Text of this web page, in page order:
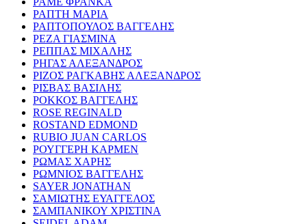
ΡΑΠΤΗ ΜΑΡΙΑ
ΡΑΠΤΟΠΟΥΛΟΣ ΒΑΓΓΕΛΗΣ
ΡΕΖΑ ΓΙΑΣΜΙΝΑ
ΡΕΠΠΑΣ ΜΙΧΑΛΗΣ
ΡΗΓΑΣ ΑΛΕΞΑΝΔΡΟΣ
ΡΙΖΟΣ ΡΑΓΚΑΒΗΣ ΑΛΕΞΑΝΔΡΟΣ
ΡΙΣΒΑΣ ΒΑΣΙΛΗΣ
ΡΟΚΚΟΣ ΒΑΓΓΕΛΗΣ
ROSE REGINALD
ROSTAND EDMOND
RUBIO JUAN CARLOS
ΡΟΥΓΓΕΡΗ ΚΑΡΜΕΝ
ΡΩΜΑΣ ΧΑΡΗΣ
ΡΩΜΝΙΟΣ ΒΑΓΓΕΛΗΣ
SAYER JONATHAN
ΣΑΜΙΩΤΗΣ ΕΥΑΓΓΕΛΟΣ
ΣΑΜΠΑΝΙΚΟΥ ΧΡΙΣΤΙΝΑ